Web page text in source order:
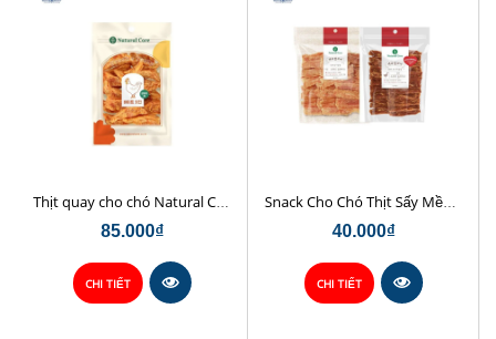
Thịt quay cho chó Natural Core 70g
85.000₫
CHI TIẾT
Snack Cho Chó Thịt Sấy Mềm Natural Core
40.000₫
CHI TIẾT